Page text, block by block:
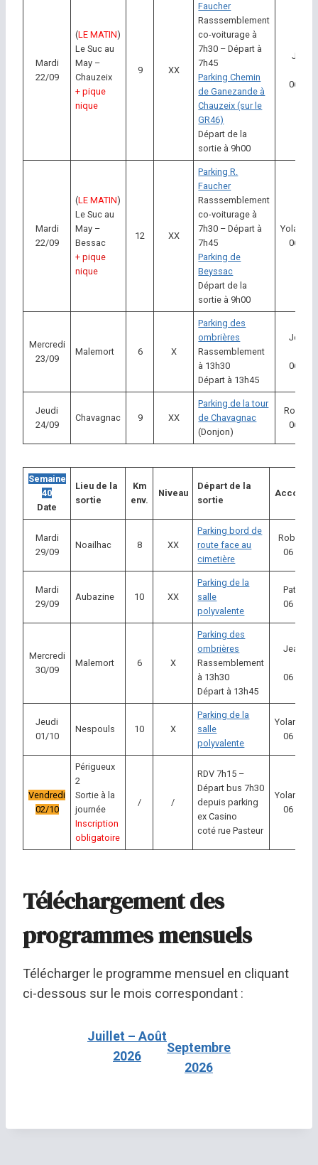
Mardi
22/09
(LE MATIN)
Le Suc au
May –
Chauzeix
+ pique
nique
9 XX
Faucher
Rasssemblement
co-voiturage à
7h30 – Départ à
7h45
Parking Chemin
de Ganezande à
Chauzeix (sur le
GR46)
Départ de la
sortie à 9h00
Jean
06 35
Mardi
22/09
(LE MATIN)
Le Suc au
May –
Bessac
+ pique
nique
12 XX
Parking R.
Faucher
Rasssemblement
co-voiturage à
7h30 – Départ à
7h45
Parking de
Beyssac
Départ de la
sortie à 9h00
Yolande
06 58
Mercredi
23/09
Malemort 6 X
Parking des
ombrières
Rassemblement
à 13h30
Départ à 13h45
Jean
06 82
Jeudi
24/09
Chavagnac 9 XX
Parking de la tour
de Chavagnac
(Donjon)
Robert
06 58
Semaine
40
Date
Lieu de la
sortie
Km
env.
Niveau
Départ de la
sortie
Mardi
29/09
Noailhac 8 XX
Parking bord de
route face au
cimetière
Robert
06 58
Mardi
29/09
Aubazine 10 XX
Parking de la
salle
polyvalente
Patrick
06 87
Mercredi
30/09
Malemort 6 X
Parking des
ombrières
Rassemblement
à 13h30
Départ à 13h45
Jean
06 82
Jeudi
01/10
Nespouls 10 X
Parking de la
salle
polyvalente
Yolande
06 58
Vendredi
02/10
Périgueux
2
Sortie à la
journée
Inscription
obligatoire
/ /
RDV 7h15 –
Départ bus 7h30
depuis parking
ex Casino
coté rue Pasteur
Yolande
06 58
Téléchargement des
programmes mensuels
Télécharger le programme mensuel en cliquant
ci-dessous sur le mois correspondant :
Juillet – Août
2026
Septembre
2026